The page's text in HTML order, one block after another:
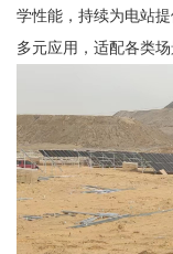
学性能，持续为电站提
多元应用，适配各类